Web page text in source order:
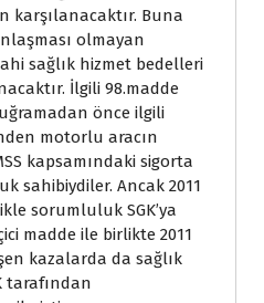
karşılanacaktır. Buna
olmayan
sağlık hizmet bedelleri
İlgili 98.madde
uğramadan önce ilgili
motorlu aracın
kapsamındaki sigorta
sahibiydiler. Ancak 2011
sorumluluk SGK’ya
madde ile birlikte 2011
kazalarda da sağlık
tarafından